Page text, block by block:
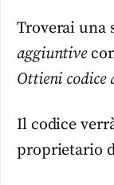
Troverai una
aggiuntive
Ottieni codice
Il codice
proprietario